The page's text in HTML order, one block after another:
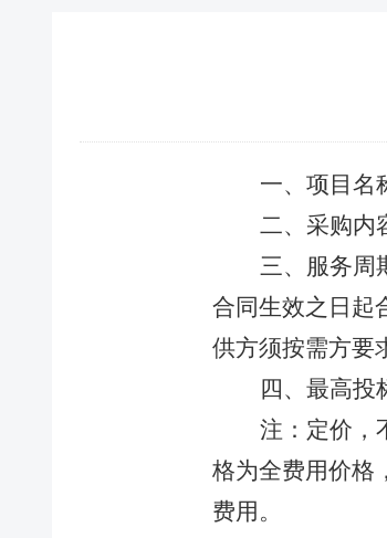
一、 项目名
二、采购内
三、服务周
合同生效之日起
供方须按需方要
四、最高投
注： 定价，
格为全费用价格
费用。